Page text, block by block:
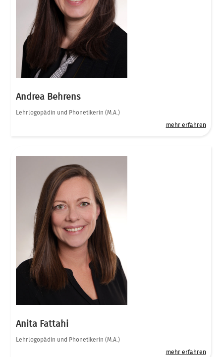
Andrea Behrens
Lehrlogopädin und Phonetikerin (M.A.)
mehr erfahren
Anita Fattahi
Lehrlogopädin und Phonetikerin (M.A.)
mehr erfahren